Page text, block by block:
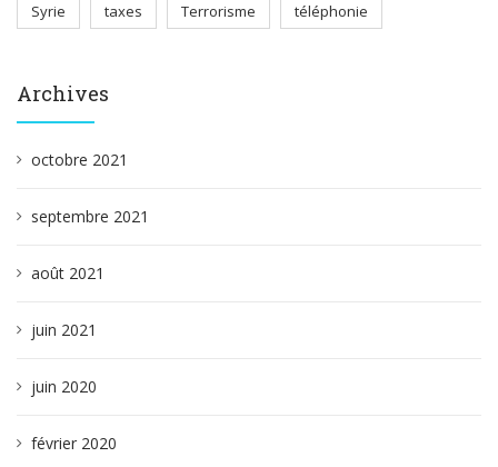
Syrie taxes Terrorisme téléphonie
Archives
octobre 2021
septembre 2021
août 2021
juin 2021
juin 2020
février 2020